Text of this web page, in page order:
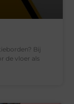
Bij
de vloer als